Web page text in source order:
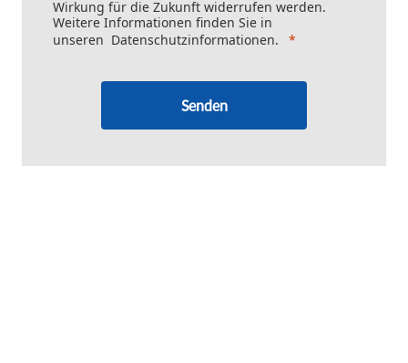
Wirkung für die Zukunft widerrufen werden.
Weitere Informationen finden Sie in
unseren Datenschutzinformationen.
Senden